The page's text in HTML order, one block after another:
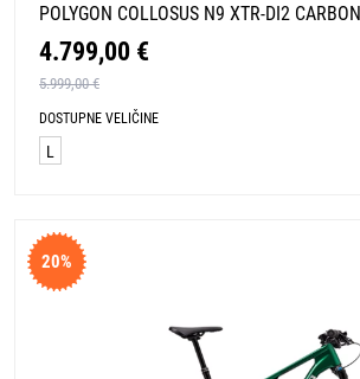
POLYGON COLLOSUS N9 XTR-DI2
4.799,00 €
5.999,00 €
DOSTUPNE VELIČINE
L
20%